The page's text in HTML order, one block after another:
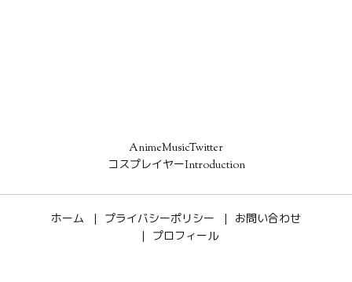
AnimeMusicTwitter
コスプレイヤーIntroduction
ホーム プライバシーポリシー
お問い合わせ
プロフィール